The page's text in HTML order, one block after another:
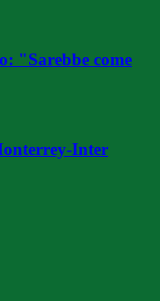
"Sarebbe come
Inter